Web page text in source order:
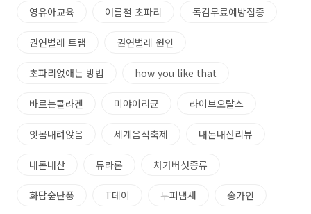
영유아교육 여름철 초파리 독감무료예방접종
권연벌레 트랩 권연벌레 원인
초파리없애는 방법 how you like that
바르는콜라겐 미야이리균 라이브오랄스
잇몸내려앉음 세계음식축제 내돈내산리뷰
내돈내산 듀라론 차가버섯종류
화담숲단풍 T데이 두피냄새 송가인